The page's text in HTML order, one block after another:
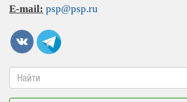
E-mail: psp@psp.ru